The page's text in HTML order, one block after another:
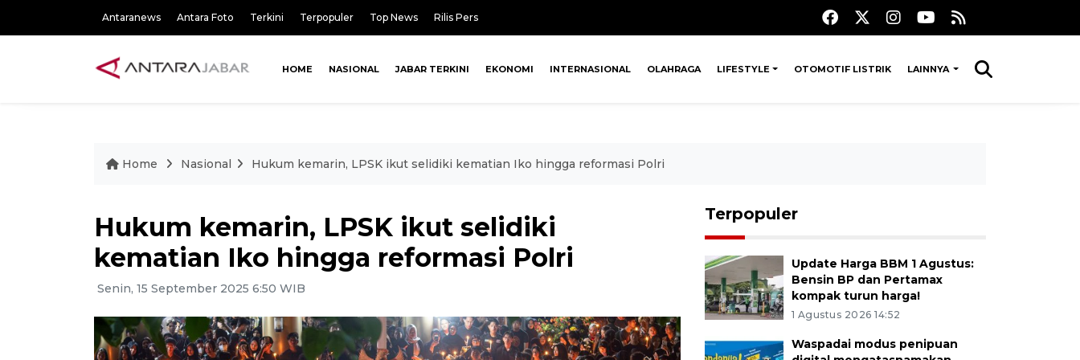
Antaranews Antara Foto Terkini Terpopuler Top News Rilis Pers
HOME NASIONAL JABAR TERKINI EKONOMI INTERNASIONAL OLAHRAGA LIFESTYLE OTOMOTIF LISTRIK LAINNYA
Home Nasional Hukum kemarin, LPSK ikut selidiki kematian Iko hingga reformasi Polri
Hukum kemarin, LPSK ikut selidiki
kematian Iko hingga reformasi Polri
Senin, 15 September 2025 6:50 WIB
Terpopuler
Update Harga BBM 1 Agustus:
Bensin BP dan Pertamax
kompak turun harga!
1 Agustus 2026 14:52
Waspadai modus penipuan